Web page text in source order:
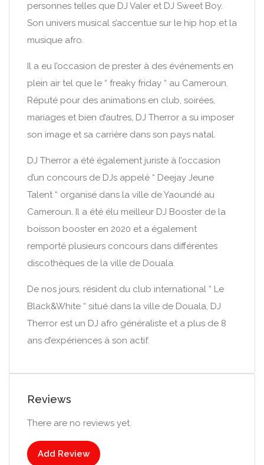
personnes telles que DJ Valer et DJ Sweet Boy.
Son univers musical s’accentue sur le hip hop et la
musique afro.
Il a eu l’occasion de prester à des événements en
plein air tel que le “ freaky friday “ au Cameroun.
Réputé pour des animations en club, soirées,
mariages et bien d’autres, DJ Therror a su imposer
son image et sa carrière dans son pays natal.
DJ Therror a été également juriste à l’occasion
d’un concours de DJs appelé “ Deejay Jeune
Talent “ organisé dans la ville de Yaoundé au
Cameroun. Il a été élu meilleur DJ Booster de la
boisson booster en 2020 et a également
remporté plusieurs concours dans différentes
discothèques de la ville de Douala.
De nos jours, résident du club international “ Le
Black&White “ situé dans la ville de Douala, DJ
Therror est un DJ afro généraliste et a plus de 8
ans d’expériences à son actif.
Reviews
There are no reviews yet.
Add Review